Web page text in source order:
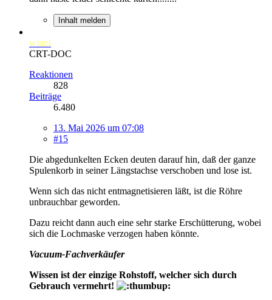
Inhalt melden
winni
CRT-DOC
Reaktionen
828
Beiträge
6.480
13. Mai 2026 um 07:08
#15
Die abgedunkelten Ecken deuten darauf hin, daß der ganze
Spulenkorb in seiner Längstachse verschoben und lose ist.
Wenn sich das nicht entmagnetisieren läßt, ist die Röhre
unbrauchbar geworden.
Dazu reicht dann auch eine sehr starke Erschütterung, wobei
sich die Lochmaske verzogen haben könnte.
Vacuum-Fachverkäufer
Wissen ist der einzige Rohstoff, welcher sich durch
Gebrauch vermehrt!